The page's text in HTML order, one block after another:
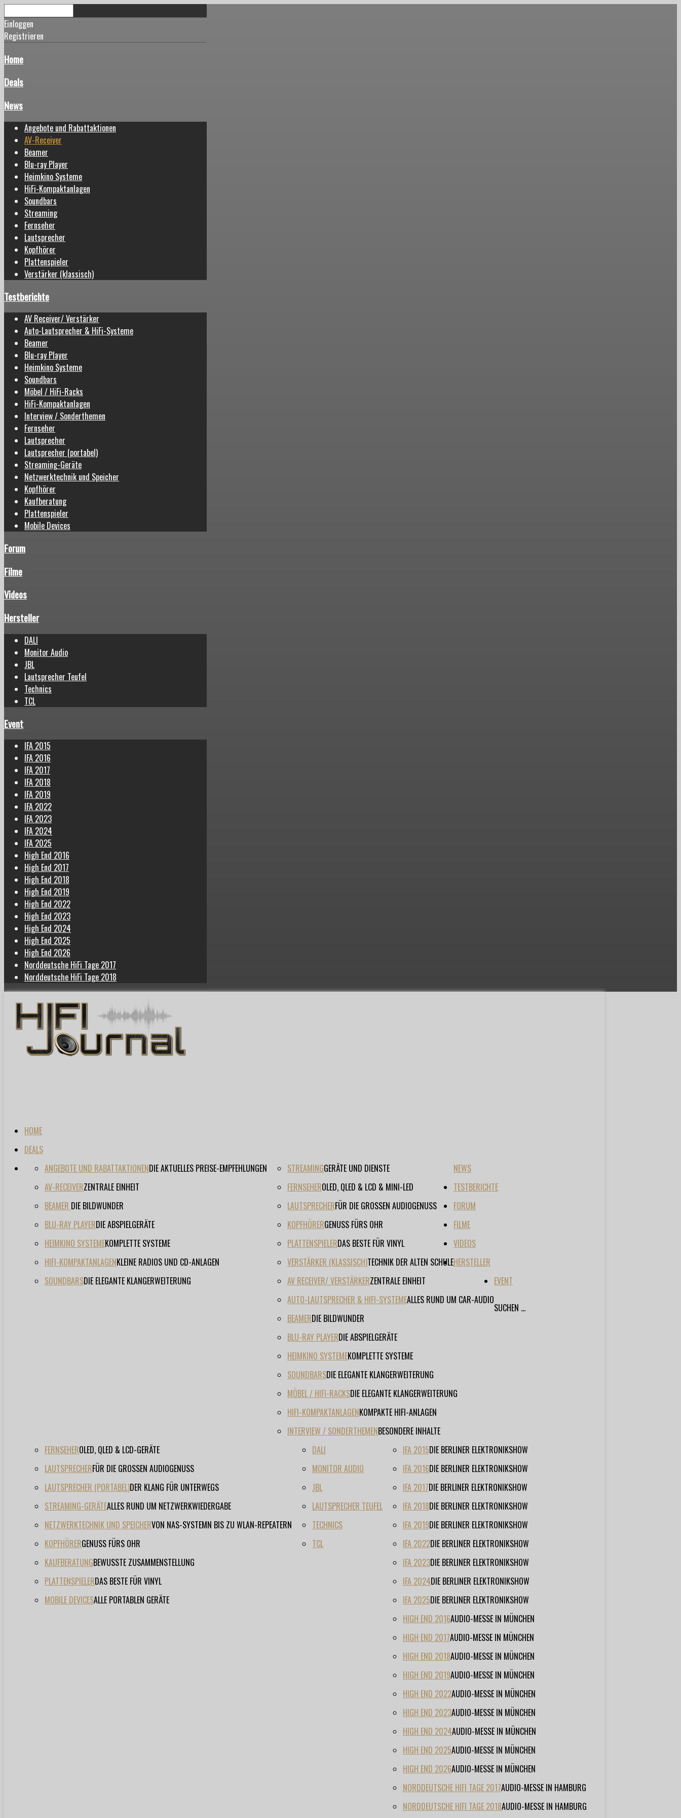
Einloggen
Registrieren
Home
Deals
News
Angebote und Rabattaktionen
AV-Receiver
Beamer
Blu-ray Player
Heimkino Systeme
HiFi-Kompaktanlagen
Soundbars
Streaming
Fernseher
Lautsprecher
Kopfhörer
Plattenspieler
Verstärker (klassisch)
Testberichte
AV Receiver/ Verstärker
Auto-Lautsprecher & HiFi-Systeme
Beamer
Blu-ray Player
Heimkino Systeme
Soundbars
Möbel / HiFi-Racks
HiFi-Kompaktanlagen
Interview / Sonderthemen
Fernseher
Lautsprecher
Lautsprecher (portabel)
Streaming-Geräte
Netzwerktechnik und Speicher
Kopfhörer
Kaufberatung
Plattenspieler
Mobile Devices
Forum
Filme
Videos
Hersteller
DALI
Monitor Audio
JBL
Lautsprecher Teufel
Technics
TCL
Event
IFA 2015
IFA 2016
IFA 2017
IFA 2018
IFA 2019
IFA 2022
IFA 2023
IFA 2024
IFA 2025
High End 2016
High End 2017
High End 2018
High End 2019
High End 2022
High End 2023
High End 2024
High End 2025
High End 2026
Norddeutsche HiFi Tage 2017
Norddeutsche HiFi Tage 2018
HOME
DEALS
NEWS
ANGEBOTE UND RABATTAKTIONENDIE AKTUELLES PREISE-EMPFEHLUNGEN
AV-RECEIVERZENTRALE EINHEIT
BEAMER DIE BILDWUNDER
BLU-RAY PLAYERDIE ABSPIELGERÄTE
HEIMKINO SYSTEMEKOMPLETTE SYSTEME
HIFI-KOMPAKTANLAGENKLEINE RADIOS UND CD-ANLAGEN
SOUNDBARSDIE ELEGANTE KLANGERWEITERUNG
STREAMINGGERÄTE UND DIENSTE
FERNSEHEROLED, QLED & LCD & MINI-LED
LAUTSPRECHERFÜR DIE GROSSEN AUDIOGENUSS
KOPFHÖRERGENUSS FÜRS OHR
PLATTENSPIELERDAS BESTE FÜR VINYL
VERSTÄRKER (KLASSISCH)TECHNIK DER ALTEN SCHULE
TESTBERICHTE
AV RECEIVER/ VERSTÄRKERZENTRALE EINHEIT
AUTO-LAUTSPRECHER & HIFI-SYSTEMEALLES RUND UM CAR-AUDIO
BEAMERDIE BILDWUNDER
BLU-RAY PLAYERDIE ABSPIELGERÄTE
HEIMKINO SYSTEMEKOMPLETTE SYSTEME
SOUNDBARSDIE ELEGANTE KLANGERWEITERUNG
MÖBEL / HIFI-RACKSDIE ELEGANTE KLANGERWEITERUNG
HIFI-KOMPAKTANLAGENKOMPAKTE HIFI-ANLAGEN
INTERVIEW / SONDERTHEMENBESONDERE INHALTE
FERNSEHEROLED, QLED & LCD-GERÄTE
LAUTSPRECHERFÜR DIE GROSSEN AUDIOGENUSS
LAUTSPRECHER (PORTABEL)DER KLANG FÜR UNTERWEGS
STREAMING-GERÄTEALLES RUND UM NETZWERKWIEDERGABE
NETZWERKTECHNIK UND SPEICHERVON NAS-SYSTEMN BIS ZU WLAN-REPEATERN
KOPFHÖRERGENUSS FÜRS OHR
KAUFBERATUNGBEWUSSTE ZUSAMMENSTELLUNG
PLATTENSPIELERDAS BESTE FÜR VINYL
MOBILE DEVICESALLE PORTABLEN GERÄTE
FORUM
FILME
VIDEOS
HERSTELLER
DALI
MONITOR AUDIO
JBL
LAUTSPRECHER TEUFEL
TECHNICS
TCL
EVENT
IFA 2015DIE BERLINER ELEKTRONIKSHOW
IFA 2016DIE BERLINER ELEKTRONIKSHOW
IFA 2017DIE BERLINER ELEKTRONIKSHOW
IFA 2018DIE BERLINER ELEKTRONIKSHOW
IFA 2019DIE BERLINER ELEKTRONIKSHOW
IFA 2022DIE BERLINER ELEKTRONIKSHOW
IFA 2023DIE BERLINER ELEKTRONIKSHOW
IFA 2024DIE BERLINER ELEKTRONIKSHOW
IFA 2025DIE BERLINER ELEKTRONIKSHOW
HIGH END 2016AUDIO-MESSE IN MÜNCHEN
HIGH END 2017AUDIO-MESSE IN MÜNCHEN
HIGH END 2018AUDIO-MESSE IN MÜNCHEN
HIGH END 2019AUDIO-MESSE IN MÜNCHEN
HIGH END 2022AUDIO-MESSE IN MÜNCHEN
HIGH END 2023AUDIO-MESSE IN MÜNCHEN
HIGH END 2024AUDIO-MESSE IN MÜNCHEN
HIGH END 2025AUDIO-MESSE IN MÜNCHEN
HIGH END 2026AUDIO-MESSE IN MÜNCHEN
NORDDEUTSCHE HIFI TAGE 2017AUDIO-MESSE IN HAMBURG
NORDDEUTSCHE HIFI TAGE 2018AUDIO-MESSE IN HAMBURG
SUCHEN ...